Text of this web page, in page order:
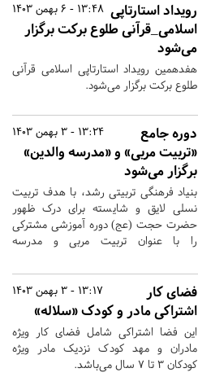
13:48 - 6 بهمن 1403 رویداد استارتاپی
اسلامی_قرآنی طلوع برکت برگزار
می‌شود
هفدهمین رویداد استارتاپی اسلامی قرآنی
طلوع برکت برگزار می‌شود.
13:24 - 3 بهمن 1403
دوره جامع
«تربیت مربی» و «مدرسه والدین»
برگزار می‌شود
بنیاد فرهنگی تربیتی رشد، با هدف تربیت
نسلی لایق و شایسته برای درک ظهور
حضرت حجت (عج) دوره آموزشی مشترکی
را با عنوان تربیت مربی و مدرسه
13:17 - 3 بهمن 1403
فضای کار
اشتراکی مادر و کودک «سلاله»
این فضا اشتراکی شامل فضای کار ویژه
مادران و مهد کودک نزدیک مادر ویژه
کودکان ۳ تا ۷ سال می‌باشد.